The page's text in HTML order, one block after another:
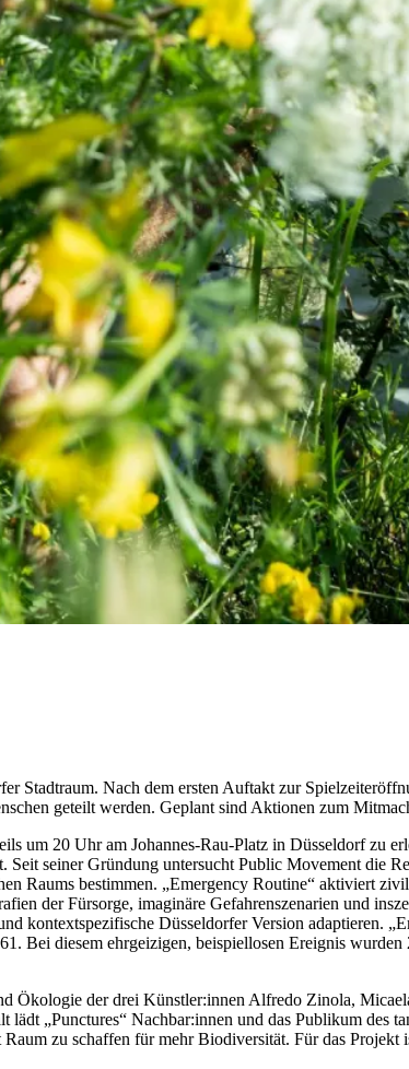
Nach dem ersten Auftakt zur
geteilt werden. Geplant sind Aktionen zum
um 20 Uhr am Johannes-Rau-Platz in Düsseldorf zu
seiner Gründung untersucht Public Movement die
Raums bestimmen. „Emergency Routine“ aktiviert
der Fürsorge, imaginäre Gefahrenszenarien und
Düsseldorfer Version adaptieren.
Bei diesem ehrgeizigen, beispiellosen Ereignis
Ökologie der drei Künstler:innen Alfredo Zinola,
„Punctures“ Nachbar:innen und das Publikum des
zu schaffen für mehr Biodiversität. Für das Projekt